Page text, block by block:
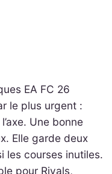
EA FC 26
le plus urgent :
Une bonne
Elle garde deux
les courses inutiles.
pour Rivals,